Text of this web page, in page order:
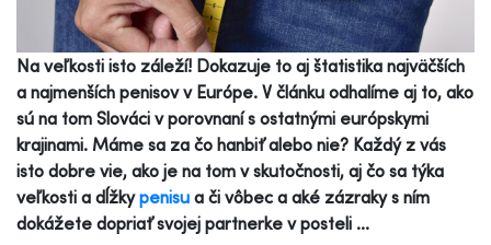
Na veľkosti isto záleží! Dokazuje to aj štatistika najväčších
a najmenších penisov v Európe. V článku odhalíme aj to, ako
sú na tom Slováci v porovnaní s ostatnými európskymi
krajinami. Máme sa za čo hanbiť alebo nie? Každý z vás
isto dobre vie, ako je na tom v skutočnosti, aj čo sa týka
veľkosti a dĺžkypenisu a či vôbec a aké zázraky s ním
dokážete dopriať svojej partnerke v posteli ...